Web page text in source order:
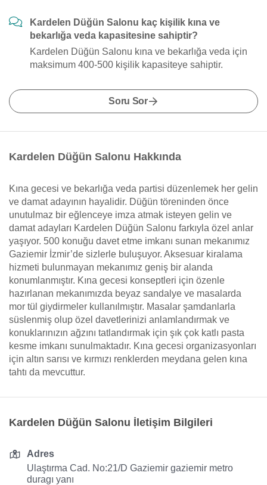
Kardelen Düğün Salonu kaç kişilik kına ve
bekarlığa veda kapasitesine sahiptir?
Kardelen Düğün Salonu kına ve bekarlığa veda için
maksimum 400-500 kişilik kapasiteye sahiptir.
Soru Sor
Kardelen Düğün Salonu Hakkında
Kına gecesi ve bekarlığa veda partisi düzenlemek her gelin
ve damat adayının hayalidir. Düğün töreninden önce
unutulmaz bir eğlenceye imza atmak isteyen gelin ve
damat adayları Kardelen Düğün Salonu farkıyla özel anlar
yaşıyor. 500 konuğu davet etme imkanı sunan mekanımız
Gaziemir İzmir’de sizlerle buluşuyor. Aksesuar kiralama
hizmeti bulunmayan mekanımız geniş bir alanda
konumlanmıştır. Kına gecesi konseptleri için özenle
hazırlanan mekanımızda beyaz sandalye ve masalarda
mor tül giydirmeler kullanılmıştır. Masalar şamdanlarla
süslenmiş olup özel davetlerinizi anlamlandırmak ve
konuklarınızın ağzını tatlandırmak için şık çok katlı pasta
kesme imkanı sunulmaktadır. Kına gecesi organizasyonları
için altın sarısı ve kırmızı renklerden meydana gelen kına
tahtı da mevcuttur.
Kardelen Düğün Salonu İletişim Bilgileri
Adres
Ulaştırma Cad. No:21/D Gaziemir gaziemir metro
duragı yanı